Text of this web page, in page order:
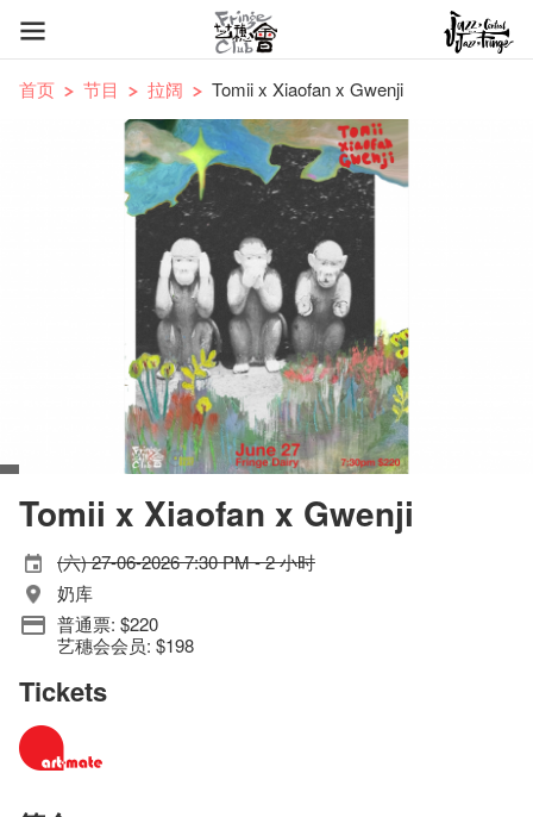
首页 节目 拉阔 Tomii x Xiaofan x Gwenji
Tomii x Xiaofan x Gwenji
(六) 27-06-2026 7:30 PM - 2 小时
奶库
普通票: $220
艺穗会会员: $198
Tickets